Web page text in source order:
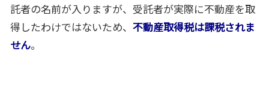
託者の名前が入りますが、受託者が実際に不動産を取
得したわけではないため、 不動産取得税は課税されま
せん。